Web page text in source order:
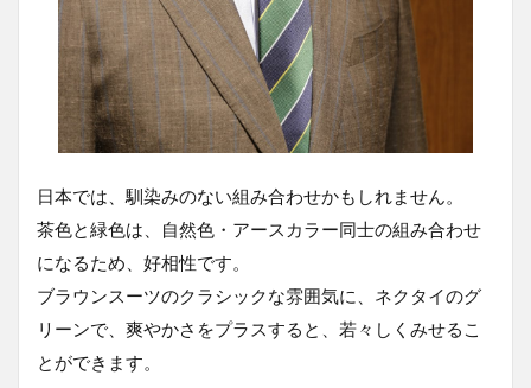
日本では、馴染みのない組み合わせかもしれません。
茶色と緑色は、自然色・アースカラー同士の組み合わせ
になるため、好相性です。
ブラウンスーツのクラシックな雰囲気に、ネクタイのグ
リーンで、爽やかさをプラスすると、若々しくみせるこ
とができます。